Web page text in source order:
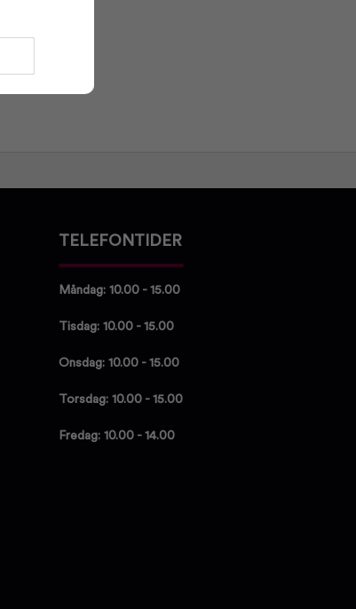
TELEFONTIDER
Måndag: 10.00 - 15.00
Tisdag: 10.00 - 15.00
Onsdag: 10.00 - 15.00
Torsdag: 10.00 - 15.00
Fredag: 10.00 - 14.00